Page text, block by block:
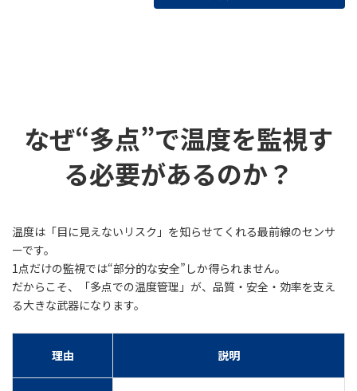
なぜ“多点”で温度を監視す
る必要があるのか？
温度は「目に見えないリスク」を知らせてくれる最前線のセンサ
ーです。
1点だけの監視では“部分的な安全”しか得られません。
だからこそ、「多点での温度管理」が、品質・安全・効率を支え
る大きな武器になります。
理由 説明